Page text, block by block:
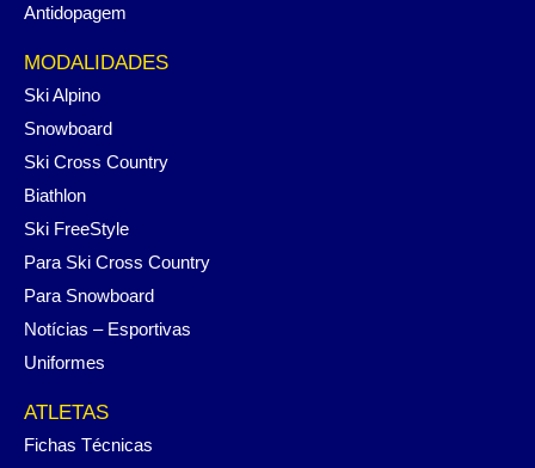
Antidopagem
MODALIDADES
Ski Alpino
Snowboard
Ski Cross Country
Biathlon
Ski FreeStyle
Para Ski Cross Country
Para Snowboard
Notícias – Esportivas
Uniformes
ATLETAS
Fichas Técnicas